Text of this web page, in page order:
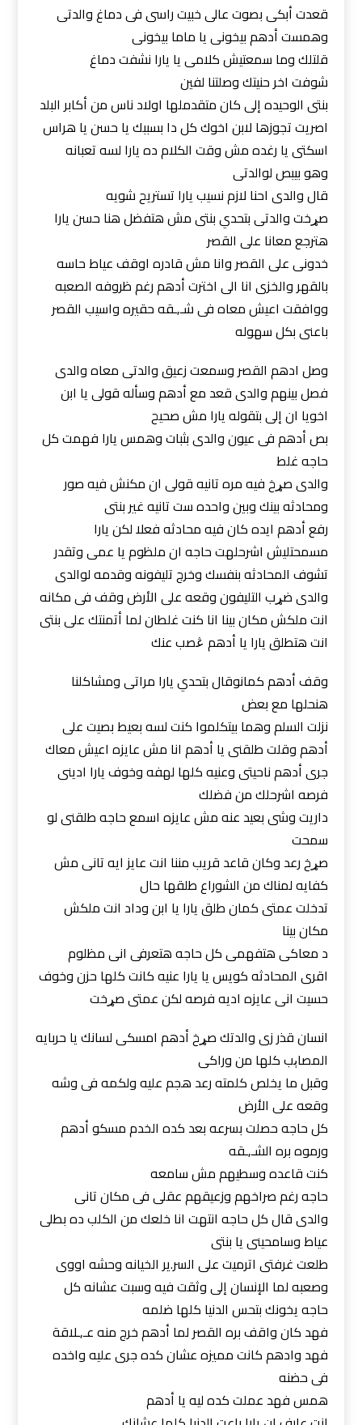
قعدت أبكى بصوت عالى خبيت راسى فى دماغ والدتى
وهمست أدهم بيخونى يا ماما بيخونى
قلتلك وما سمعتيش كلامى يا يارا نشفت دماغ
شوفت اخر حنيتك وصلتنا لفين
بنتى الوحيده إلى كان متقدملها اولاد ناس من أكابر البلد
اصريت تجوزها لابن اخوك كل دا بسببك يا حسن يا هراس
اسكتى يا رغده مش وقت الكلام ده يارا لسه تعبانه
وهو بيبص لوالدتى
قال والدى احنا لازم نسيب يارا تستريح شويه
صړخت والدتى بتحدي بنتى مش هتفضل هنا حسن يارا
هترجع معانا على القصر
خدونى على القصر وانا مش قادره اوقف عياط حاسه
بالقهر والخزى انا الى اخترت أدهم رغم ظروفه الصعبه
ووافقت اعيش معاه فى شـ,ـقه حقيره واسيب القصر
باعنى بكل سهوله
وصل ادهم القصر وسمعت زعيق والدتى معاه والدى
فصل بينهم والدى قعد مع أدهم وسأله قولى يا ابن
اخويا ان إلى بتقوله يارا مش صحيح
بص أدهم فى عيون والدى بثبات وهمس يارا فهمت كل
حاجه غلط
والدى صړخ فيه مره تانيه قولى ان مكنش فيه صور
ومحادثه بينك وبين واحده ست تانيه غير بنتى
رفع أدهم ايده كان فيه محادثه فعلا لكن يارا
مسمحتليش اشرحلهت حاجه ان ملظوم يا عمى وتقدر
تشوف المحادثه بنفسك وخرج تليفونه وقدمه لوالدى
والدى ضړب التليفون وقعه على الأرض وقف فى مكانه
انت ملكش مكان بينا انا كنت غلطان لما أتمنتك على بنتى
انت هتطلق يارا يا أدهم ڠصب عنك
وقف أدهم كمانوقال بتحدي يارا مراتى ومشاكلنا
هنحلها مع بعض
نزلت السلم وهما بيتكلموا كنت لسه بعيط بصيت على
أدهم وقلت طلقنى يا أدهم انا مش عايزه اعيش معاك
جرى أدهم ناحيتى وعنيه كلها لهفه وخوف يارا ادينى
فرصه اشرحلك من فضلك
داريت وشى بعيد عنه مش عايزه اسمع حاجه طلقنى لو
سمحت
صړخ رعد وكان قاعد قريب مننا انت عايز ايه تانى مش
كفايه لمناك من الشوراع طلقها حال
تدخلت عمتى كمان طلق يارا يا ابن وداد انت ملكش
مكان بينا
د معاكى هتفهمى كل حاجه هتعرفى انى مظلوم
اقرى المحادثه كويس يا يارا عنيه كانت كلها حزن وخوف
حسيت انى عايزه اديه فرصه لكن عمتى صړخت
انسان قذر زى والدتك صړخ أدهم امسكى لسانك يا حربايه
المصاېب كلها من وراكى
وقبل ما يخلص كلمته رعد ھجم عليه ولكمه فى وشه
وقعه على الأرض
كل حاجه حصلت بسرعه بعد كده الخدم مسكو أدهم
ورموه بره الشـ,ـقه
كنت قاعده وسطيهم مش سامعه
حاجه رغم صراخهم وزعيقهم عقلى فى مكان تانى
والدى قال كل حاجه انتهت انا خلعك من الكلب ده بطلى
عياط وسامحينى يا بنتى
طلعت غرفتى اترميت على السر.ير الخيانه وحشه اووى
وصعبه لما الإنسان إلى وثقت فيه وسبت عشانه كل
حاجه يخونك بتحس الدنيا كلها ضلمه
فهد كان واقف بره القصر لما أدهم خرج منه عـ,ـلاقة
فهد وادهم كانت مميزه عشان كده جرى عليه واخده
فى حضنه
همس فهد عملت كده ليه يا أدهم